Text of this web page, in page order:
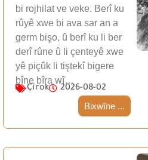
bi rojhilat ve veke. Berî ku
rûyê xwe bi ava sar an a
germ bişo, û berî ku li ber
derî rûne û li çenteyê xwe
yê piçûk li tiştekî bigere
bîne bîra wî…
Çîrok 2026-08-02
Bixwîne ...